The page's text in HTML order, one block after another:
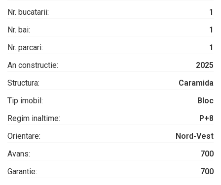
Nr. bucatarii:
1
Nr. bai:
1
Nr. parcari:
1
An constructie:
2025
Structura:
Caramida
Tip imobil:
Bloc
Regim inaltime:
P+8
Orientare:
Nord-Vest
Avans:
700
Garantie:
700